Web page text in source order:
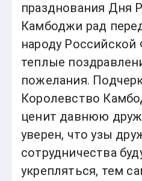
празднования Дня
Камбоджи рад
народу
теплые
пожелания.
Королевство
ценит давнюю
уверен, что узы
сотрудничества
укрепляться, тем